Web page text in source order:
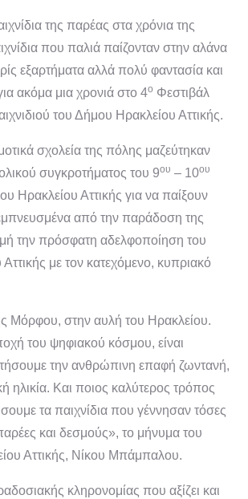
της παρέας στα χρόνια της
που παλιά παίζονταν στην αλάνα
εξαρτήματα αλλά πολύ φαντασία και
ακόμα μια χρονιά στο 4ο Φεστιβάλ
του Δήμου Ηρακλείου Αττικής.
σχολεία της πόλης μαζεύτηκαν
συγκροτήματος του 9ου – 10ου
Ηρακλείου Αττικής για να παίξουν
από την παράδοση της
την πρόσφατη αδελφοποίηση του
με τον κατεχόμενο, κυπριακό
Μόρφου, στην αυλή του Ηρακλείου.
του ψηφιακού κόσμου, είναι
την ανθρώπινη επαφή ζωντανή,
ηλικία. Και ποιος καλύτερος τρόπος
τα παιχνίδια που γέννησαν τόσες
και δεσμούς», το μήνυμα του
Αττικής, Νίκου Μπάμπαλου.
κληρονομίας που αξίζει και